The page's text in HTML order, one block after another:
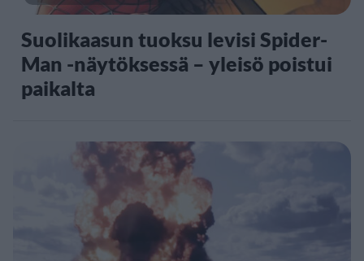
Suolikaasun tuoksu levisi Spider-
Man -näytöksessä – yleisö poistui
paikalta